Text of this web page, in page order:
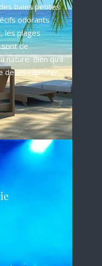
baies petites
odorants
les plages
de
nature. Bien qu’il
de les capturer…